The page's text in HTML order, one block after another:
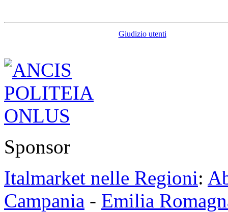
Giudizio utenti
Sponsor
Italmarket nelle Regioni:
Campania - Emilia